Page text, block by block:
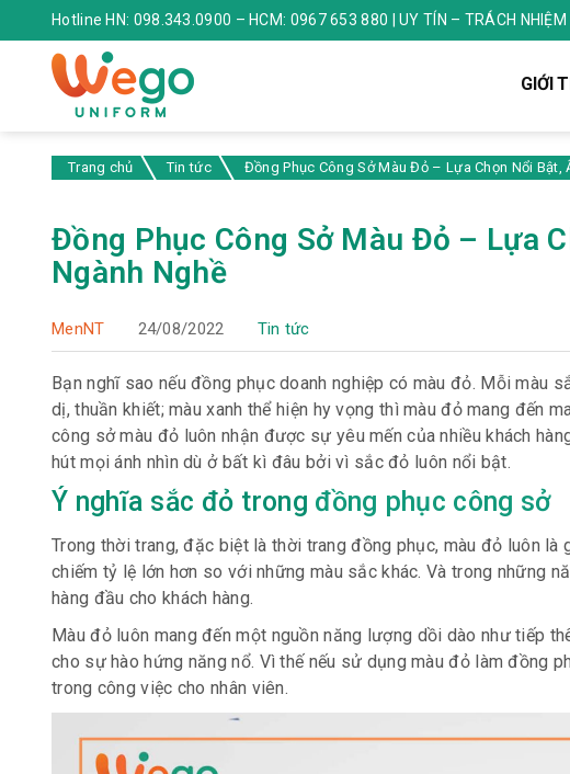
Hotline HN: 098.343.0900 – HCM: 0967 653 880 | UY TÍN – TRÁCH
GIỚI
Trang chủ Tin tức Đồng Phục Công Sở Màu Đỏ – Lựa Chọn Nổi Bật,
Đồng Phục Công Sở Màu Đỏ – Lựa
Ngành Nghề
MenNT 24/08/2022 Tin tức
Bạn nghĩ sao nếu đồng phục doanh nghiệp có màu đỏ. Mỗi màu
dị, thuần khiết; màu xanh thể hiện hy vọng thì màu đỏ mang đến
công sở màu đỏ luôn nhận được sự yêu mến của nhiều khách
hút mọi ánh nhìn dù ở bất kì đâu bởi vì sắc đỏ luôn nổi bật.
Ý nghĩa sắc đỏ trong đồng phục công sở
Trong thời trang, đặc biệt là thời trang đồng phục, màu đỏ luôn
chiếm tỷ lệ lớn hơn so với những màu sắc khác. Và trong những
hàng đầu cho khách hàng.
Màu đỏ luôn mang đến một nguồn năng lượng dồi dào như tiếp
cho sự hào hứng năng nổ. Vì thế nếu sử dụng màu đỏ làm đồng
trong công việc cho nhân viên.